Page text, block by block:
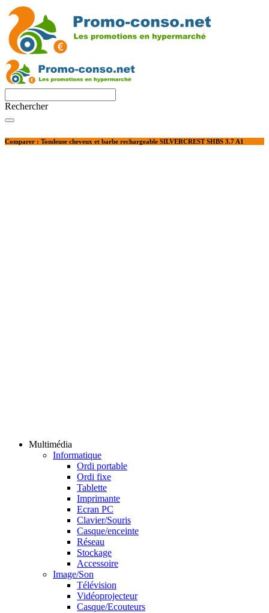
Rechercher
Comparer : Tondeuse cheveux et barbe rechargeable SILVERCREST SHBS 3.7 A1
Multimédia
Informatique
Ordi portable
Ordi fixe
Tablette
Imprimante
Ecran PC
Clavier/Souris
Casque/enceinte
Réseau
Stockage
Accessoire
Image/Son
Télévision
Vidéoprojecteur
Casque/Ecouteurs